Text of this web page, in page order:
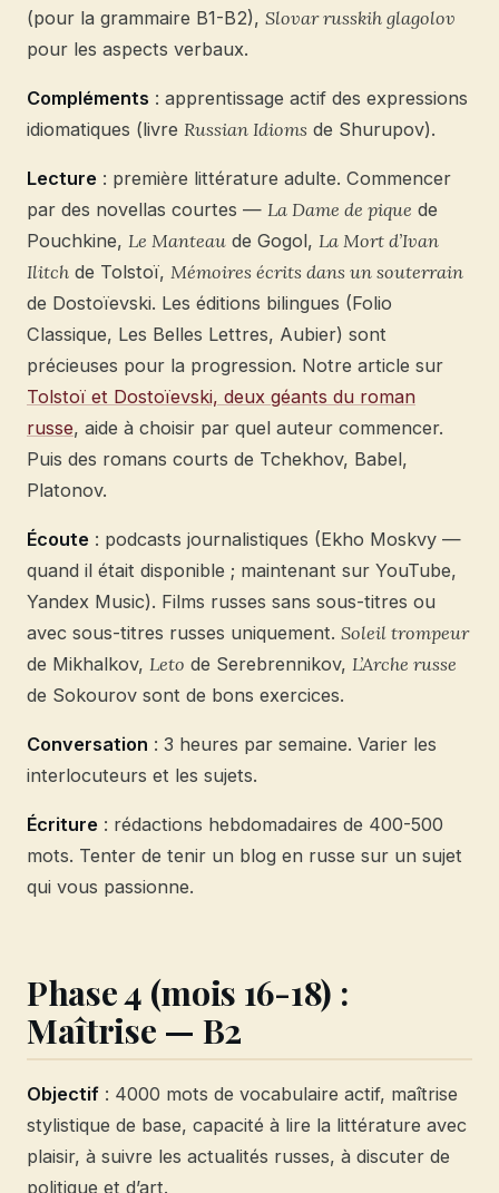
(pour la grammaire B1-B2), Slovar russkih glagolov
pour les aspects verbaux.
Compléments : apprentissage actif des expressions
idiomatiques (livre Russian Idioms de Shurupov).
Lecture : première littérature adulte. Commencer
par des novellas courtes — La Dame de pique de
Pouchkine, Le Manteau de Gogol, La Mort d’Ivan
Ilitch de Tolstoï, Mémoires écrits dans un souterrain
de Dostoïevski. Les éditions bilingues (Folio
Classique, Les Belles Lettres, Aubier) sont
précieuses pour la progression. Notre article sur
Tolstoï et Dostoïevski, deux géants du roman
russe, aide à choisir par quel auteur commencer.
Puis des romans courts de Tchekhov, Babel,
Platonov.
Écoute : podcasts journalistiques (Ekho Moskvy —
quand il était disponible ; maintenant sur YouTube,
Yandex Music). Films russes sans sous-titres ou
avec sous-titres russes uniquement. Soleil trompeur
de Mikhalkov, Leto de Serebrennikov, L’Arche russe
de Sokourov sont de bons exercices.
Conversation : 3 heures par semaine. Varier les
interlocuteurs et les sujets.
Écriture : rédactions hebdomadaires de 400-500
mots. Tenter de tenir un blog en russe sur un sujet
qui vous passionne.
Phase 4 (mois 16-18) :
Maîtrise — B2
Objectif : 4000 mots de vocabulaire actif, maîtrise
stylistique de base, capacité à lire la littérature avec
plaisir, à suivre les actualités russes, à discuter de
politique et d’art.